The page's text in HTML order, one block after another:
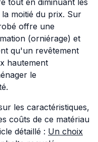
moitié du prix. Sur
offre une
(orniérage) et
qu'un revêtement
hautement
le
les caractéristiques,
coûts de ce matériau
détaillé : Un choix